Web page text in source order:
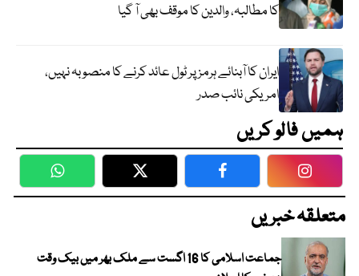
کا مطالبہ، والدین کا موقف بھی آ گیا
ایران کا آبنائے ہرمز پر ٹول عائد کرنے کا منصوبہ نہیں،
امریکی نائب صدر
ہمیں فالو کریں
WhatsApp Twitter Facebook
متعلقہ خبریں
جماعت اسلامی کا 16 اگست سے ملک بھر میں بیک وقت